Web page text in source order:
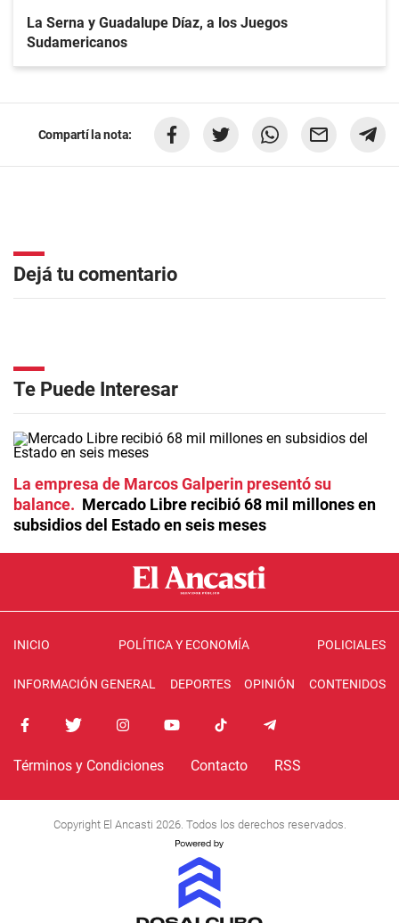
La Serna y Guadalupe Díaz, a los Juegos
Sudamericanos
Compartí la nota:
Dejá tu comentario
Te Puede Interesar
La empresa de Marcos Galperin presentó su
balance
Mercado Libre recibió 68 mil millones en
subsidios del Estado en seis meses
INICIO POLÍTICA Y ECONOMÍA POLICIALES
INFORMACIÓN GENERAL DEPORTES OPINIÓN CONTENIDOS
Términos y Condiciones Contacto RSS
Copyright El Ancasti 2026. Todos los derechos reservados.